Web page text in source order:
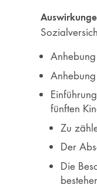
fünften
Zu
Der
Die